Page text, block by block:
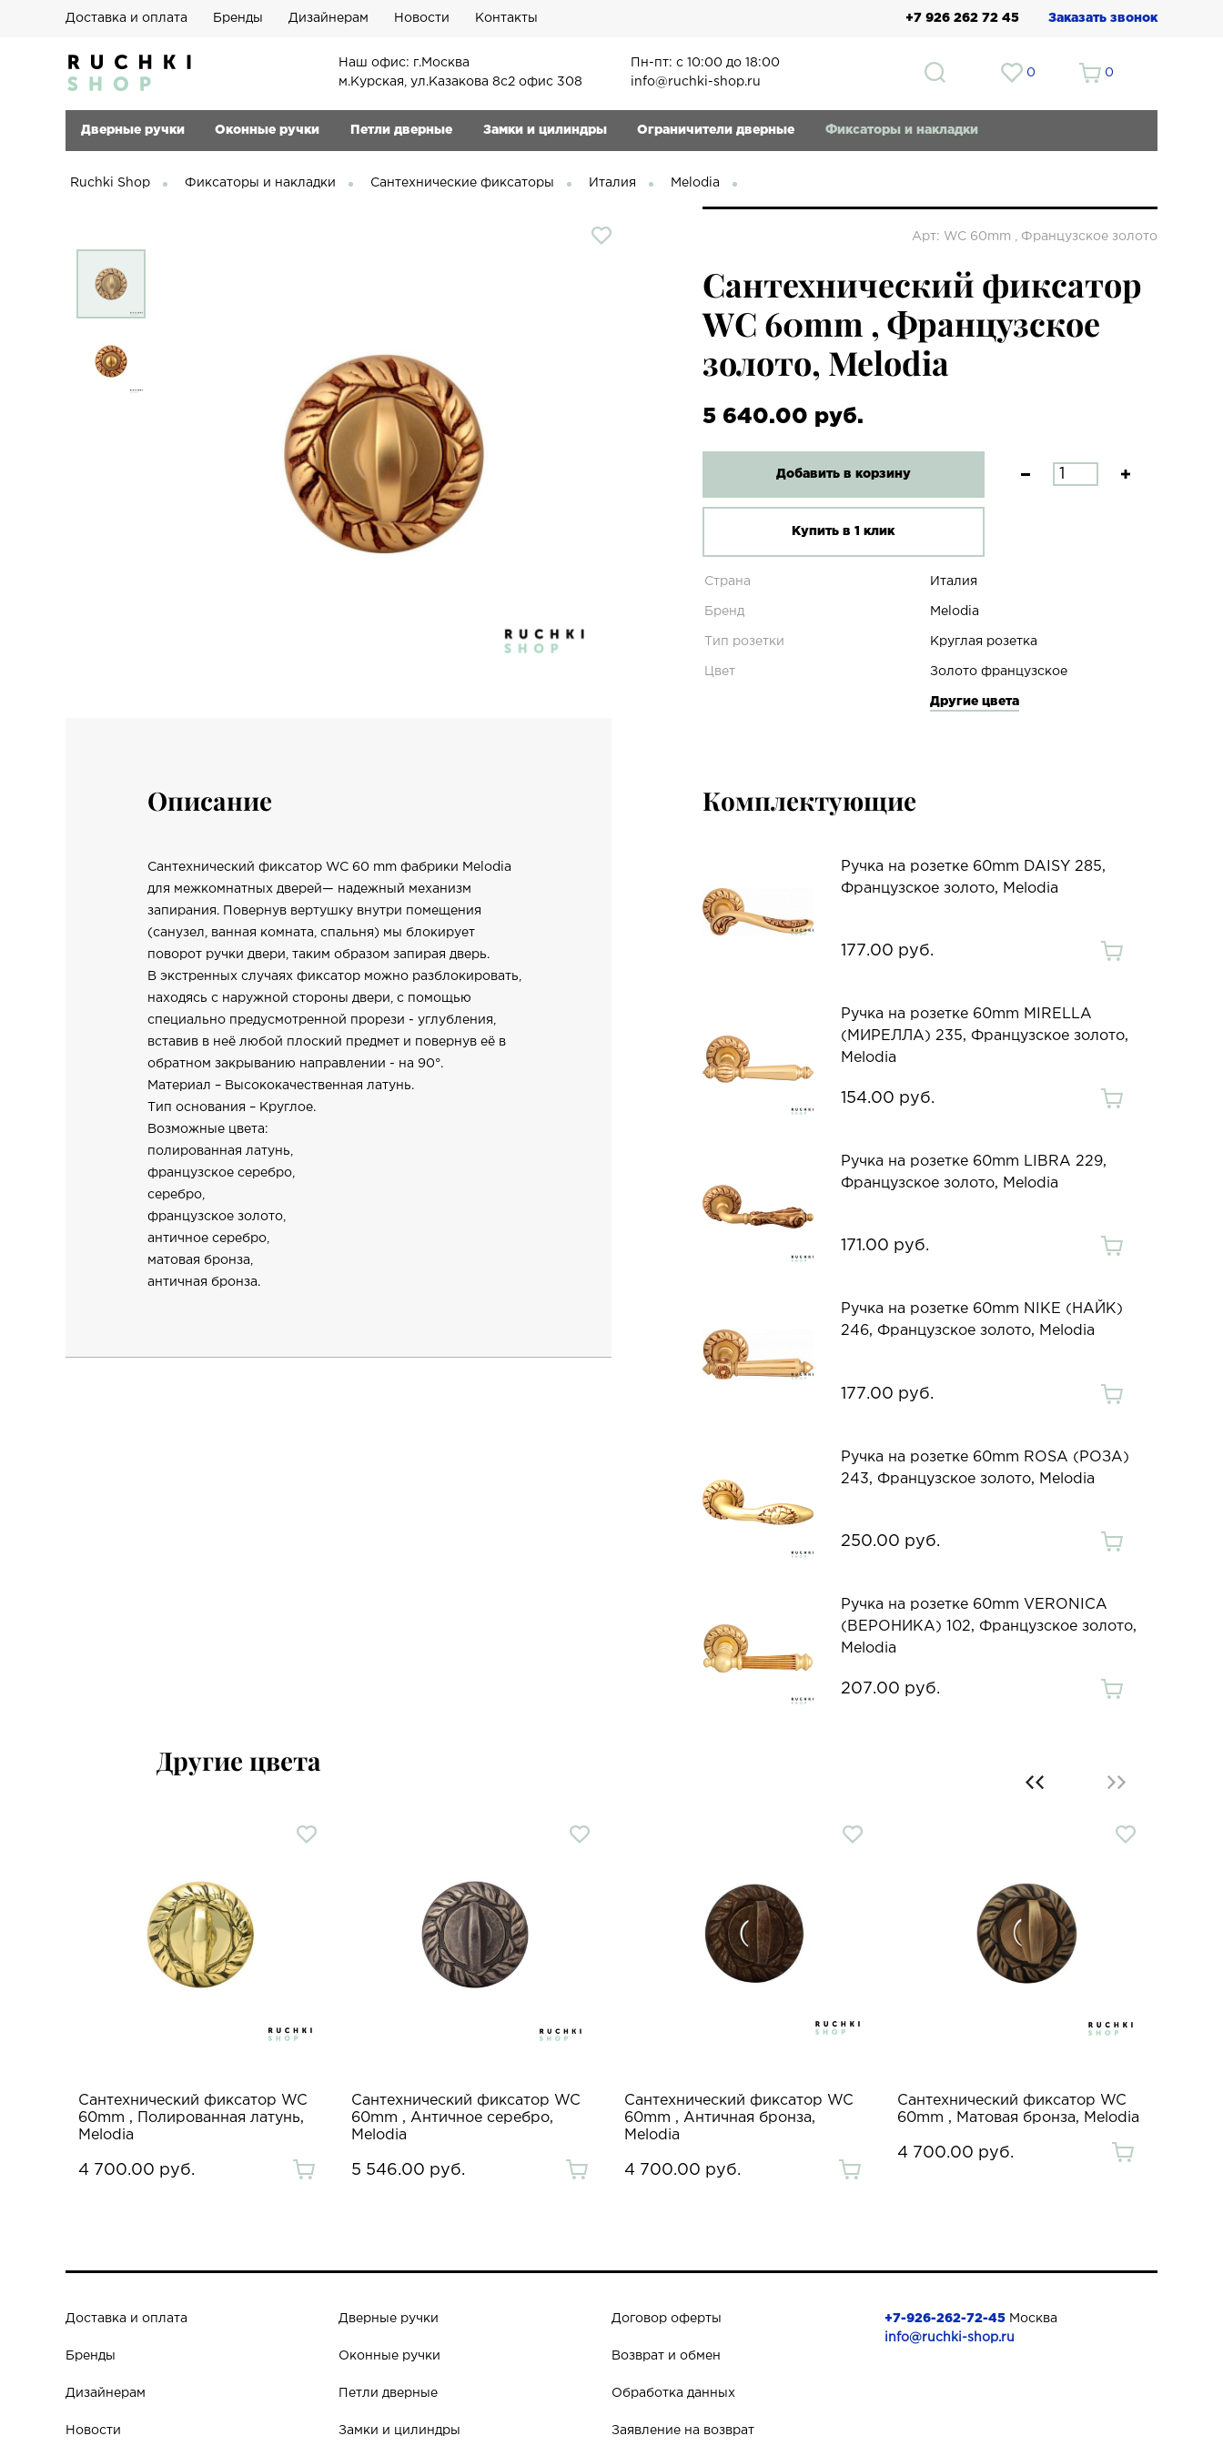
Доставка и оплата Бренды Дизайнерам Новости Контакты +7 926 262 72 45 Заказать звонок
Наш офис: г.Москва
м.Курская, ул.Казакова 8с2 офис 308
Пн-пт: с 10:00 до 18:00
info@ruchki-shop.ru
0 0
Дверные ручки Оконные ручки Петли дверные Замки и цилиндры Ограничители дверные Фиксаторы и накладки
Ruchki Shop Фиксаторы и накладки Сантехнические фиксаторы Италия Melodia
Арт: WC 60mm , Французское золото
Сантехнический фиксатор
WC 60mm , Французское
золото, Melodia
5 640.00 руб.
Добавить в корзину
Купить в 1 клик
Страна Италия
Бренд Melodia
Тип розетки Круглая розетка
Цвет Золото французское
Другие цвета
Описание
Сантехнический фиксатор WC 60 mm фабрики Melodia
для межкомнатных дверей— надежный механизм
запирания. Повернув вертушку внутри помещения
(санузел, ванная комната, спальня) мы блокирует
поворот ручки двери, таким образом запирая дверь.
В экстренных случаях фиксатор можно разблокировать,
находясь с наружной стороны двери, с помощью
специально предусмотренной прорези - углубления,
вставив в неё любой плоский предмет и повернув её в
обратном закрыванию направлении - на 90°.
Материал – Высококачественная латунь.
Тип основания – Круглое.
Возможные цвета:
полированная латунь,
французское серебро,
серебро,
французское золото,
античное серебро,
матовая бронза,
античная бронза.
Комплектующие
Ручка на розетке 60mm DAISY 285,
Французское золото, Melodia
177.00 руб.
Ручка на розетке 60mm MIRELLA
(МИРЕЛЛА) 235, Французское золото,
Melodia
154.00 руб.
Ручка на розетке 60mm LIBRA 229,
Французское золото, Melodia
171.00 руб.
Ручка на розетке 60mm NIKE (НАЙК)
246, Французское золото, Melodia
177.00 руб.
Ручка на розетке 60mm ROSA (РОЗА)
243, Французское золото, Melodia
250.00 руб.
Ручка на розетке 60mm VERONICA
(ВЕРОНИКА) 102, Французское золото,
Melodia
207.00 руб.
Другие цвета
Сантехнический фиксатор WC
60mm , Полированная латунь,
Melodia
4 700.00 руб.
Сантехнический фиксатор WC
60mm , Античное серебро,
Melodia
5 546.00 руб.
Сантехнический фиксатор WC
60mm , Античная бронза,
Melodia
4 700.00 руб.
Сантехнический фиксатор WC
60mm , Матовая бронза, Melodia
4 700.00 руб.
Доставка и оплата
Бренды
Дизайнерам
Новости
Дверные ручки
Оконные ручки
Петли дверные
Замки и цилиндры
Договор оферты
Возврат и обмен
Обработка данных
Заявление на возврат
+7-926-262-72-45Москва
info@ruchki-shop.ru